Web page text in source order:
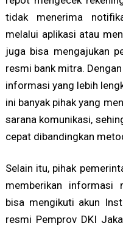
tidak menerima
melalui aplikasi atau
juga bisa mengajukan
resmi bank mitra.
informasi yang lebih
ini banyak pihak yang
sarana komunikasi,
cepat dibandingkan
Selain itu, pihak
memberikan informasi
bisa mengikuti akun
resmi Pemprov DKI